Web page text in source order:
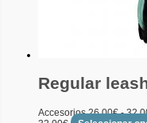
Regular
Accesorios26.00€ -